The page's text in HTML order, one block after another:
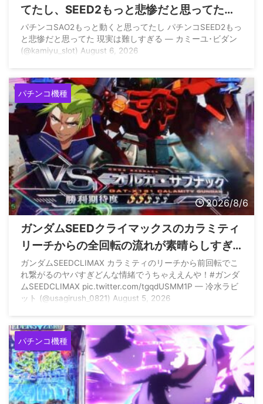
てたし、SEED2もっと悲惨だと思ってた、
現実は難しすぎる」
パチンコSAO2もっと動くと思ってたし パチンコSEED2もっ
と悲惨だと思ってた 現実は難しすぎる — カミーユ･ビダン
(@kamiyu_slot) August 6, 2026
パチンコ機種
2026/8/6
ガンダムSEEDクライマックスのカラミティ
リーチからの全回転の流れが素晴らしすぎ
ると話題に
ガンダムSEEDCLIMAX カラミティのリーチから前回転でこ
れ繋がるのヤバすぎどんな情緒でうちゃええんや！#ガンダ
ムSEEDCLIMAX pic.twitter.com/tgqdUSMM1P — 冷水ラビ
ット (@usagirush_0821) August 5, 2026
パチンコ機種